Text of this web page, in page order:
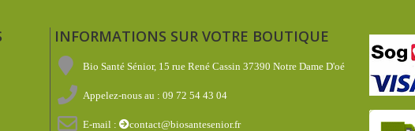
INFORMATIONS SUR VOTRE BOUTIQUE
Bio Santé Sénior, 15 rue René Cassin 37390 Notre Dame D'oé
Appelez-nous au :09 72 54 43 04
E-mail : contact@biosantesenior.fr